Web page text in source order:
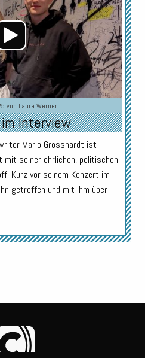
von Laura Werner
Interview
Marlo Grosshardt ist
seiner ehrlichen, politischen
Kurz vor seinem Konzert im
getroffen und mit ihm über